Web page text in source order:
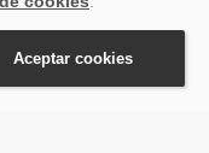
ello, ha contado con el
Cibersegura de la Cámara